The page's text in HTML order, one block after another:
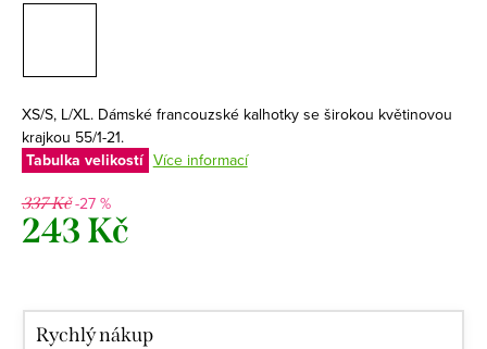
XS/S, L/XL. Dámské francouzské kalhotky se širokou květinovou
krajkou 55/1-21.
Tabulka velikostí Více informací
337 Kč-27 %
243 Kč
Rychlý nákup